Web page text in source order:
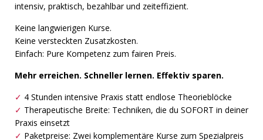
intensiv, praktisch, bezahlbar und zeiteffizient.
Keine langwierigen Kurse.
Keine versteckten Zusatzkosten.
Einfach: Pure Kompetenz zum fairen Preis.
Mehr erreichen. Schneller lernen. Effektiv sparen.
✓ 4 Stunden intensive Praxis statt endlose Theorieblöcke
✓ Therapeutische Breite: Techniken, die du SOFORT in deiner
Praxis einsetzt
✓ Paketpreise: Zwei komplementäre Kurse zum Spezialpreis